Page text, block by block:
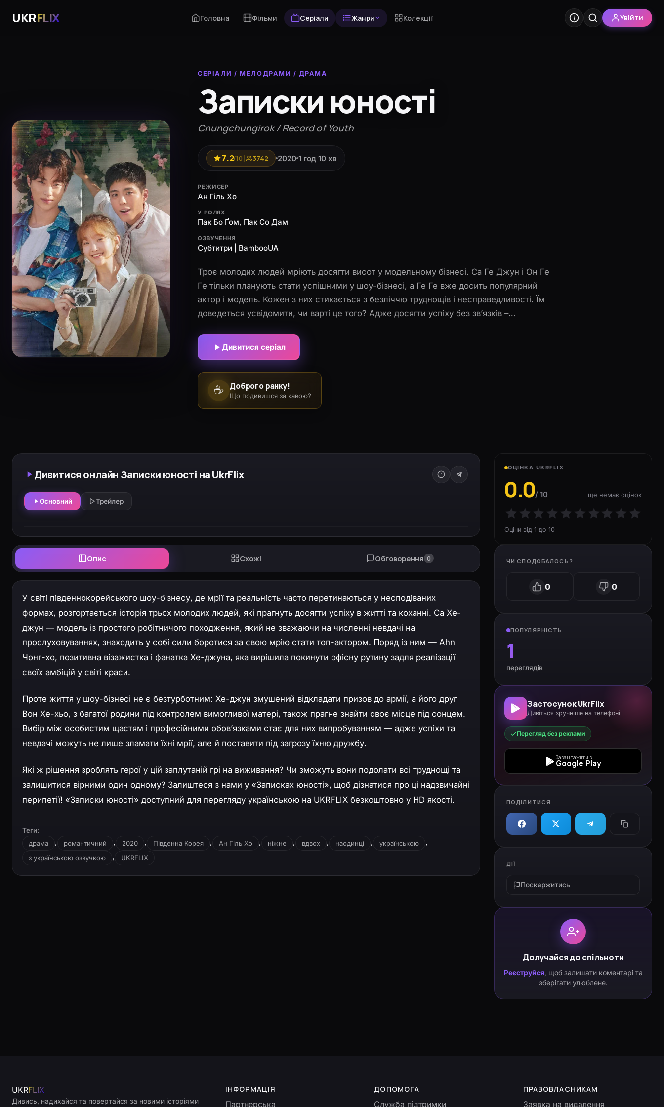
UKRFLIX Головна Фільми Серіали Жанри Колекції Увійти
СЕРІАЛИ /МЕЛОДРАМИ / ДРАМА
Записки юності
Chungchungirok / Record of Youth
7.2/10 3742 2020 1 год 10 хв
РЕЖИСЕР
Ан Гіль Хо
У РОЛЯХ
Пак Бо Ґом, Пак Со Дам
ОЗВУЧЕННЯ
Субтитри | BambooUA
Троє молодих людей мріють досягти висот у модельному бізнесі. Са Ге Джун і Он Ге
Ге тільки планують стати успішними у шоу-бізнесі, а Ге Ге вже досить популярний
актор і модель. Кожен з них стикається з безліччю труднощів і несправедливості. Їм
доведеться усвідомити, чи варті це того? Адже досягти успіху без зв’язків –
Дивитися серіал
☕ Доброго ранку!
Що подивишся за кавою?
Дивитися онлайн Записки юності на UkrFlix
Основний Трейлер
Опис Схожі Обговорення 0
У світі південнокорейського шоу-бізнесу, де мрії та реальність часто перетинаються у несподіваних
формах, розгортається історія трьох молодих людей, які прагнуть досягти успіху в житті та коханні. Са Хе-
джун — модель із простого робітничого походження, який не зважаючи на численні невдачі на
прослуховуваннях, знаходить у собі сили боротися за свою мрію стати топ-актором. Поряд із ним — Аhn
Чонг-хо, позитивна візажистка і фанатка Хе-джуна, яка вирішила покинути офісну рутину задля реалізації
своїх амбіцій у світі краси.
Проте життя у шоу-бізнесі не є безтурботним: Хе-джун змушений відкладати призов до армії, а його друг
Вон Хе-хьо, з багатої родини під контролем вимогливої матері, також прагне знайти своє місце під сонцем.
Вибір між особистим щастям і професійними обов’язками стає для них випробуванням — адже успіхи та
невдачі можуть не лише зламати їхні мрії, але й поставити під загрозу їхню дружбу.
Які ж рішення зроблять герої у цій заплутаній грі на виживання? Чи зможуть вони подолати всі труднощі та
залишитися вірними один одному? Залиштеся з нами у «Записках юності», щоб дізнатися про ці надзвичайні
перипетії! «Записки юності» доступний для перегляду українською на UKRFLIX безкоштовно у HD якості.
Теги:
драма
, романтичний , 2020 , Південна Корея , Ан Гіль Хо , ніжне , вдвох , наодинці , українською ,
з українською озвучкою , UKRFLIX
ОЦІНКА UKRFLIX
0.0/ 10 ще немає оцінок
Оціни від 1 до 10
ЧИ СПОДОБАЛОСЬ?
0 0
ПОПУЛЯРНІСТЬ
1
переглядів
Застосунок UkrFlix
Дивіться зручніше на телефоні
Перегляд без реклами
Завантажити в
Google Play
ПОДІЛИТИСЯ
ДІЇ
Поскаржитись
Долучайся до спільноти
Реєструйся, щоб залишати коментарі та
зберігати улюблене.
UKRFLIX
Дивись, надихайся та повертайся за новими історіями
ІНФОРМАЦІЯ
Партнерська
ДОПОМОГА
Служба підтримки
ПРАВОВЛАСНИКАМ
Заявка на видалення